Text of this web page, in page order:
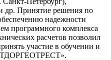
др. Принятие решения по
надежности
программного комплекса
расчетов позволил
участие в обучении и